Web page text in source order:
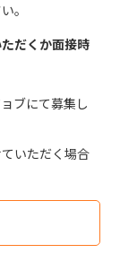
。
だくか面接時
ブにて募集し
いただく場合